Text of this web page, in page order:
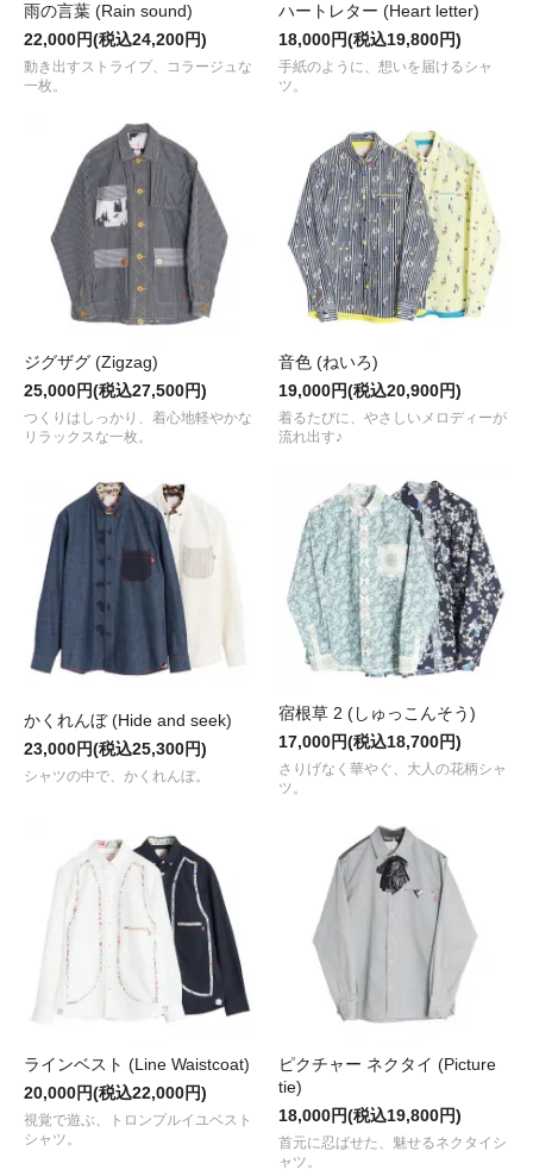
雨の言葉 (Rain sound)
22,000円(税込24,200円)
動き出すストライプ、コラージュな
一枚。
ハートレター (Heart letter)
18,000円(税込19,800円)
手紙のように、想いを届けるシャ
ツ。
ジグザグ (Zigzag)
25,000円(税込27,500円)
つくりはしっかり、着心地軽やかな
リラックスな一枚。
音色 (ねいろ)
19,000円(税込20,900円)
着るたびに、やさしいメロディーが
流れ出す♪
かくれんぼ (Hide and seek)
23,000円(税込25,300円)
シャツの中で、かくれんぼ。
宿根草 2 (しゅっこんそう)
17,000円(税込18,700円)
さりげなく華やぐ、大人の花柄シャ
ツ。
ラインベスト (Line Waistcoat)
20,000円(税込22,000円)
視覚で遊ぶ、トロンプルイユベスト
シャツ。
ピクチャー ネクタイ (Picture
tie)
18,000円(税込19,800円)
首元に忍ばせた、魅せるネクタイシ
ャツ。